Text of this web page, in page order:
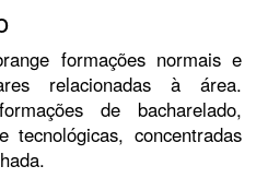
formações normais e
relacionadas à área.
de bacharelado,
tecnológicas, concentradas